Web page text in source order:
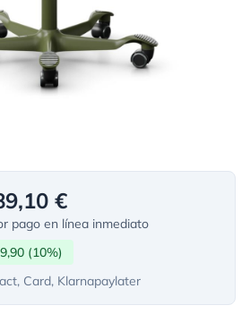
€
pago en línea inmediato
(10%)
Card, Klarnapaylater